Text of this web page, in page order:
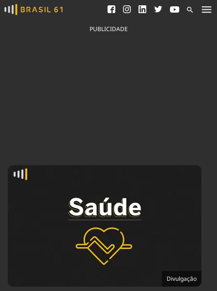
Ver todas as notícias
Saneamento
Indicadores
Agronegócios
Economia
Educação
Infraestrutura
Internacional
Política
Saúde
Tempo
PUBLICIDADE
Divulgação